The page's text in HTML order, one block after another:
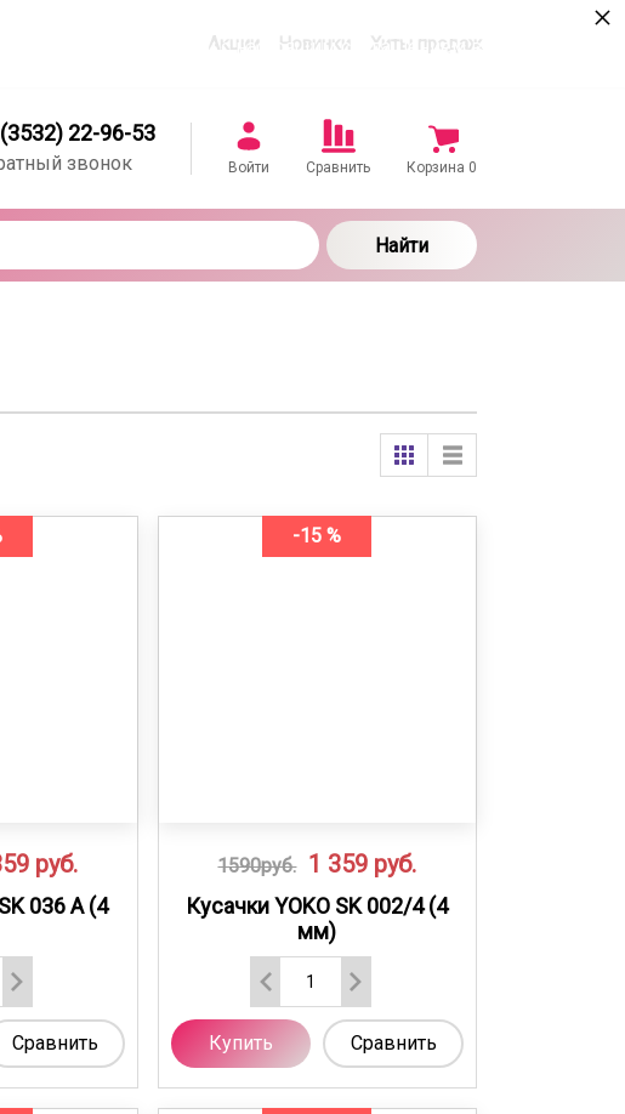
Акции Новинки Хиты продаж
22-96-53
звонок Войти Сравнить Корзина 0
Найти
руб.
036 A (4
Сравнить
-15 %
1590руб. 1 359 руб.
Кусачки YOKO SK 002/4 (4
мм)
Купить Сравнить
в соответствии с настоящим соглашением в
×